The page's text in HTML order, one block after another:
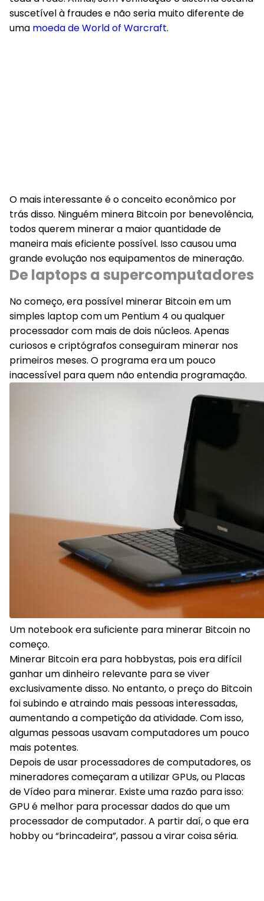
suscetível à fraudes e não seria muito diferente de
uma moeda de World of Warcraft.
O mais interessante é o conceito econômico por
trás disso. Ninguém minera Bitcoin por benevolência,
todos querem minerar a maior quantidade de
maneira mais eficiente possível. Isso causou uma
grande evolução nos equipamentos de mineração.
De laptops a supercomputadores
No começo, era possível minerar Bitcoin em um
simples laptop com um Pentium 4 ou qualquer
processador com mais de dois núcleos. Apenas
curiosos e criptógrafos conseguiram minerar nos
primeiros meses. O programa era um pouco
inacessível para quem não entendia programação.
Um notebook era suficiente para minerar Bitcoin no
começo.
Minerar Bitcoin era para hobbystas, pois era difícil
ganhar um dinheiro relevante para se viver
exclusivamente disso. No entanto, o preço do Bitcoin
foi subindo e atraindo mais pessoas interessadas,
aumentando a competição da atividade. Com isso,
algumas pessoas usavam computadores um pouco
mais potentes.
Depois de usar processadores de computadores, os
mineradores começaram a utilizar GPUs, ou Placas
de Vídeo para minerar. Existe uma razão para isso:
GPU é melhor para processar dados do que um
processador de computador. A partir daí, o que era
hobby ou “brincadeira”, passou a virar coisa séria.